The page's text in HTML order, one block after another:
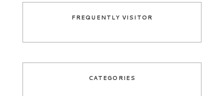
FREQUENTLY VISITOR
CATEGORIES